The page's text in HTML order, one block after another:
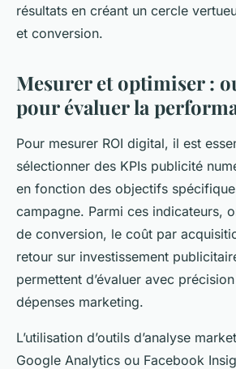
résultats en créant un cercle
et conversion.
Mesurer et optimiser :
pour évaluer la
Pour mesurer ROI digital, il est
sélectionner des KPIs publicité
en fonction des objectifs
campagne. Parmi ces indicateurs,
de conversion, le coût par
retour sur investissement
permettent d’évaluer avec
dépenses marketing.
L’utilisation d’outils d’analyse
Google Analytics ou Facebook